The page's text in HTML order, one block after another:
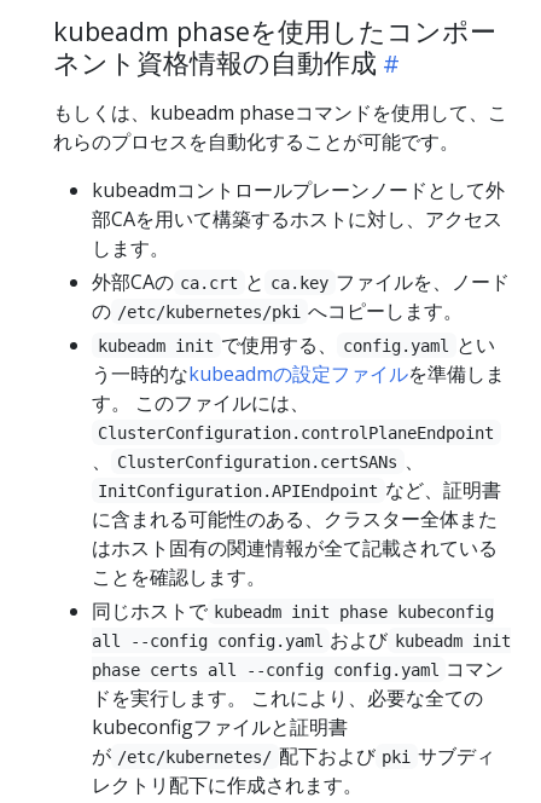
kubeadm phaseを使用したコンポー
ネント資格情報の自動作成
もしくは、kubeadm phaseコマンドを使用して、こ
れらのプロセスを自動化することが可能です。
kubeadmコントロールプレーンノードとして外
部CAを用いて構築するホストに対し、アクセス
します。
外部CAの ca.crt と ca.key ファイルを、ノード
の /etc/kubernetes/pki へコピーします。
kubeadm init で使用する、 config.yaml
とい
う一時的なkubeadmの設定ファイルを準備しま
す。 このファイルには、
ClusterConfiguration.controlPlaneEndpoint
、 ClusterConfiguration.certSANs 、
InitConfiguration.APIEndpoint など、証明書
に含まれる可能性のある、クラスター全体また
はホスト固有の関連情報が全て記載されている
ことを確認します。
同じホストで kubeadm init phase kubeconfig
all --config config.yaml および kubeadm init
phase certs all --config config.yaml
コマン
ドを実行します。 これにより、必要な全ての
kubeconfigファイルと証明書
が /etc/kubernetes/ 配下および pki サブディ
レクトリ配下に作成されます。